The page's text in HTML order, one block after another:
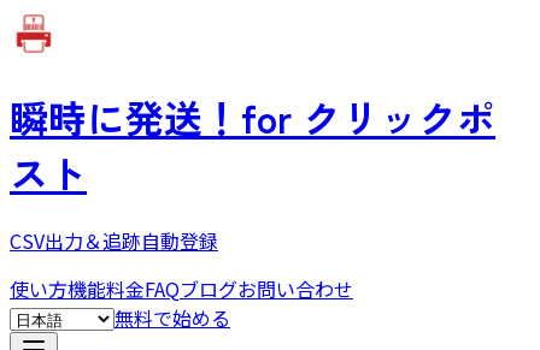
瞬時に発送！ for クリックポ
スト
CSV出力＆追跡自動登録
使い方機能料金FAQブログお問い合わせ
無料で始める